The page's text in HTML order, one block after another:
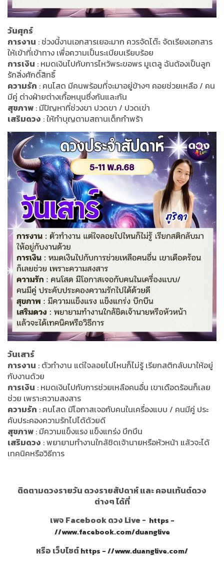
วันศุกร์
การงาน : ช่วงนี้งานเอกสารเยอะมาก ควรจัดโต๊ะ จัดเรียงเอกสาร
ให้เข้าที่เข้าทาง เพื่อความเป็นระเบียบเรียบร้อย
การเงิน : หมดเงินไปกับการไหว้พระขอพร มูเตลู ฉันต้องเป็นลูก
รักสิ่งศักดิ์สิทธิ์
ความรัก : คนโสด มีคนพร้อมที่จะมาอยู่ข้างๆ คอยช่วยเหลือ / คน
มีคู่ ต่างฝ่ายต่างเกื้อหนุนซึ่งกันและกัน
สุขภาพ : มีปัญหาที่ช่วงขา ปวดขา / ปวดเข่า
เสริมดวง : ให้ทำบุญตามสถานเด็กกำพร้า
วันเสาร์
การงาน : ตัวทำงาน แต่ใจลอยไปไหนก็ไม่รู้ เรียกสติกลับมาให้อยู่
กับงานด้วย
การเงิน : หมดเงินไปกับการช่วยเหลือคนอื่น เขาเดือดร้อนก็เลย
ช่วย เพราะความสงสาร
ความรัก : คนโสด มีโอกาสเจอกับคนในเครื่องแบบ / คนมีคู่ ประ
คับประคองความรักไปได้ด้วยดี
สุขภาพ : มีความแข็งแรง แข็งแกร่ง บึกบึน
เสริมดวง : พยายามทำงานใกล้ชิดเจ้านายหรือหัวหน้า แล้วจะได้
เทคนิคหรือวิธีการ
ติดตามดวงรายวัน ดวงรายสัปดาห์ และ คอนเท้นต์ดวง
ต่างๆ ได้ที่
เพจ Facebook ดวง Live - https -
//www.facebook.com/duanglive
หรือ เว็บไซต์https - //www.duanglive.com/